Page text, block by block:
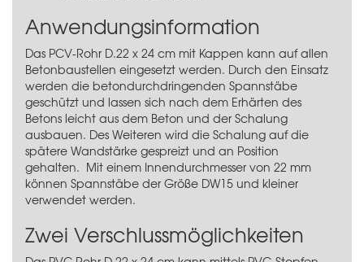
Anwendungsinformation
Das PCV-Rohr D.22 x 24 cm mit Kappen kann auf allen
Betonbaustellen eingesetzt werden. Durch den Einsatz
werden die betondurchdringenden Spannstäbe
geschützt und lassen sich nach dem Erhärten des
Betons leicht aus dem Beton und der Schalung
ausbauen. Des Weiteren wird die Schalung auf die
spätere Wandstärke gespreizt und an Position
gehalten. Mit einem Innendurchmesser von 22 mm
können Spannstäbe der Größe DW15 und kleiner
verwendet werden.
Zwei Verschlussmöglichkeiten